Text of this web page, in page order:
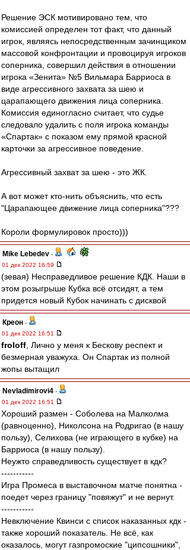
Решение ЭСК мотивировано тем, что
комиссией определен тот факт, что данный
игрок, являясь непосредственным зачинщиком
массовой конфронтации и провоцируя игроков
соперника, совершил действия в отношении
игрока «Зенита» №5 Вильмара Барриоса в
виде агрессивного захвата за шею и
царапающего движения лица соперника.
Комиссия единогласно считает, что судье
следовало удалить с поля игрока команды
«Спартак» с показом ему прямой красной
карточки за агрессивное поведение.
Агрессивный захват за шею - это ЖК.
А вот может кто-нить объяснить, что есть
"Царапающее движение лица соперника"???
Короли формулировок просто)))
Mike Lebedev -
01 дек 2022 16:59
(зевая) Несправедливое решение КДК. Наши в
этом розыгрыше Кубка всё отсидят, а тем
придется новый Кубок начинать с дисквой
Креон -
01 дек 2022 16:51
froloff , Лично у меня к Бескову респект и
безмерная уважуха. Он Спартак из полной
жопы вытащил
Nevladimirovi4 -
01 дек 2022 16:51
Хороший размен - Соболева на Малколма
(равноценно), Николсона на Родригао (в нашу
пользу), Селихова (не играющего в кубке) на
Барриоса (в нашу пользу).
Неужто справедливость существует в кдк?
-----------
Игра Промеса в выставочном матче понятна -
поедет через границу "повяжут" и не вернут.
-----------
Невключение Квинси с список наказанных кдк -
также хороший показатель. Не всё, как
оказалось, могут газпромоские "ципсошники",